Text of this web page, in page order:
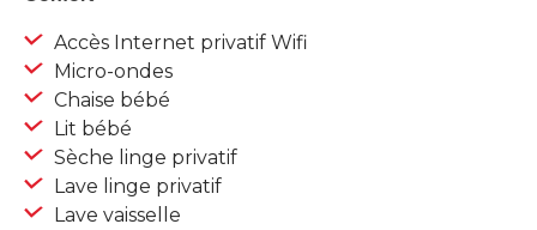
Accès Internet privatif Wifi
Micro-ondes
Chaise bébé
Lit bébé
Sèche linge privatif
Lave linge privatif
Lave vaisselle